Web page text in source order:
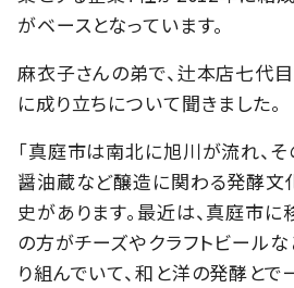
がベースとなっています。
麻衣子さんの弟で、辻本店七代
に成り立ちについて聞きました。
「真庭市は南北に旭川が流れ、
醤油蔵など醸造に関わる発酵文
史があります。最近は、真庭市
の方がチーズやクラフトビール
り組んでいて、和と洋の発酵と